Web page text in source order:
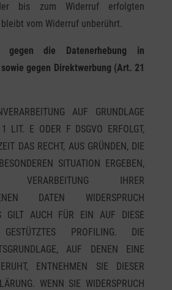
bis zum Widerruf erfolgten
vom Widerruf unberührt.
gegen die Datenerhebung in
gegen Direktwerbung (Art. 21
AUF GRUNDLAGE
LIT. E ODER F DSGVO ERFOLGT,
DAS RECHT, AUS GRÜNDEN, DIE
SITUATION ERGEBEN,
IHRER
DATEN WIDERSPRUCH
GILT AUCH FÜR EIN AUF DIESE
GESTÜTZTES PROFILING. DIE
AUF DENEN EINE
ENTNEHMEN SIE DIESER
WENN SIE WIDERSPRUCH